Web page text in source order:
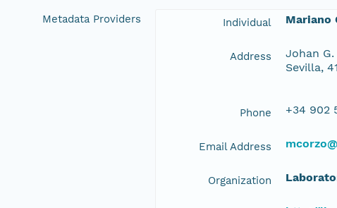
Metadata Providers Individual Mariano
Address
Johan
Sevilla,
Phone +34 902
Email Address
Organization